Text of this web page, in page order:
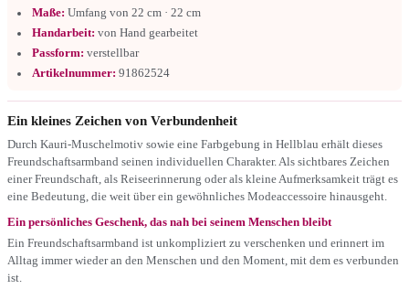
Maße: Umfang von 22 cm · 22 cm
Handarbeit: von Hand gearbeitet
Passform: verstellbar
Artikelnummer: 91862524
Ein kleines Zeichen von Verbundenheit
Durch Kauri-Muschelmotiv sowie eine Farbgebung in Hellblau erhält dieses
Freundschaftsarmband seinen individuellen Charakter. Als sichtbares Zeichen
einer Freundschaft, als Reiseerinnerung oder als kleine Aufmerksamkeit trägt es
eine Bedeutung, die weit über ein gewöhnliches Modeaccessoire hinausgeht.
Ein persönliches Geschenk, das nah bei seinem Menschen bleibt
Ein Freundschaftsarmband ist unkompliziert zu verschenken und erinnert im
Alltag immer wieder an den Menschen und den Moment, mit dem es verbunden
ist.